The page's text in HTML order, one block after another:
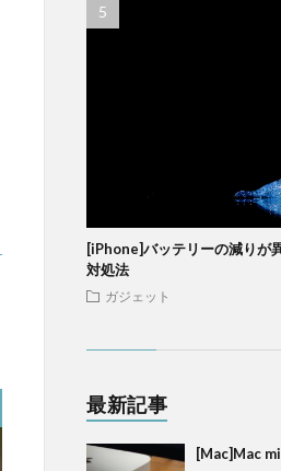
[iPhone]バッテリーの減りが
対処法
ガジェット
最新記事
[Mac]Mac